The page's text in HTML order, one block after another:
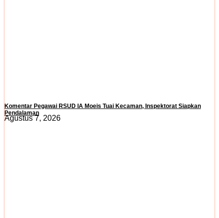
Komentar Pegawai RSUD IA Moeis Tuai Kecaman, Inspektorat Siapkan
Pendalaman
Agustus 7, 2026